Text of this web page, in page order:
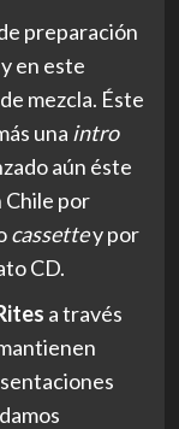
preparación
en este
mezcla. Éste
una intro
aún éste
Chile por
cassettey por
CD.
a través